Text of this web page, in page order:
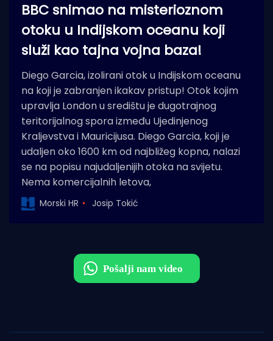
BBC snimao na misterioznom
otoku u Indijskom oceanu koji
služi kao tajna vojna baza!
Diego Garcia, izolirani otok u Indijskom oceanu
na koji je zabranjen ikakav pristup! Otok kojim
upravlja London u središtu je dugotrajnog
teritorijalnog spora između Ujedinjenog
Kraljevstva i Mauricijusa. Diego Garcia, koji je
udaljen oko 1600 km od najbližeg kopna, nalazi
se na popisu najudaljenijih otoka na svijetu.
Nema komercijalnih letova,
Morski HR Josip Tokić